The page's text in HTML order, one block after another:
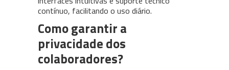
contínuo, facilitando o uso diário.
Como garantir a
privacidade dos
colaboradores?